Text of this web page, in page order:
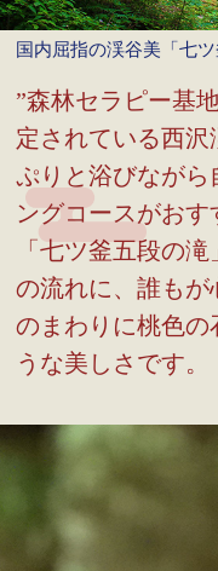
国内屈指の渓谷美「七
”森林セラピー基
定されている西沢
ぷりと浴びながら
ングコースがお
「七ツ釜五段の
の流れに、誰も
のまわりに桃色の
うな美しさです。